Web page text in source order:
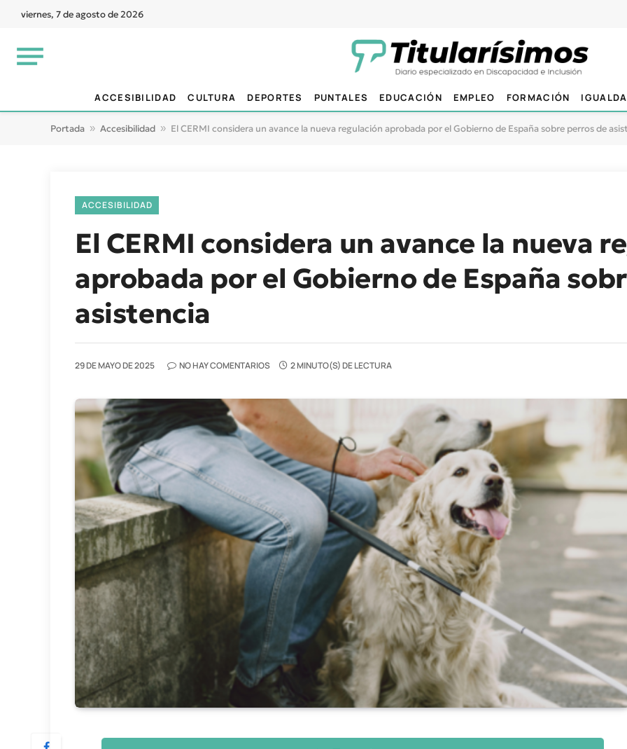
viernes, 7 de agosto de 2026
ACCESIBILIDAD CULTURA DEPORTES PUNTALES EDUCACIÓN EMPLEO FORMACIÓN
Portada » Accesibilidad » El CERMI considera un avance la nueva regulación aprobada por el Gobierno de España sobre perros de
ACCESIBILIDAD
El CERMI considera un avance la nueva
aprobada por el Gobierno de España
asistencia
29 DE MAYO DE 2025 NO HAY COMENTARIOS 2 MINUTO(S) DE LECTURA